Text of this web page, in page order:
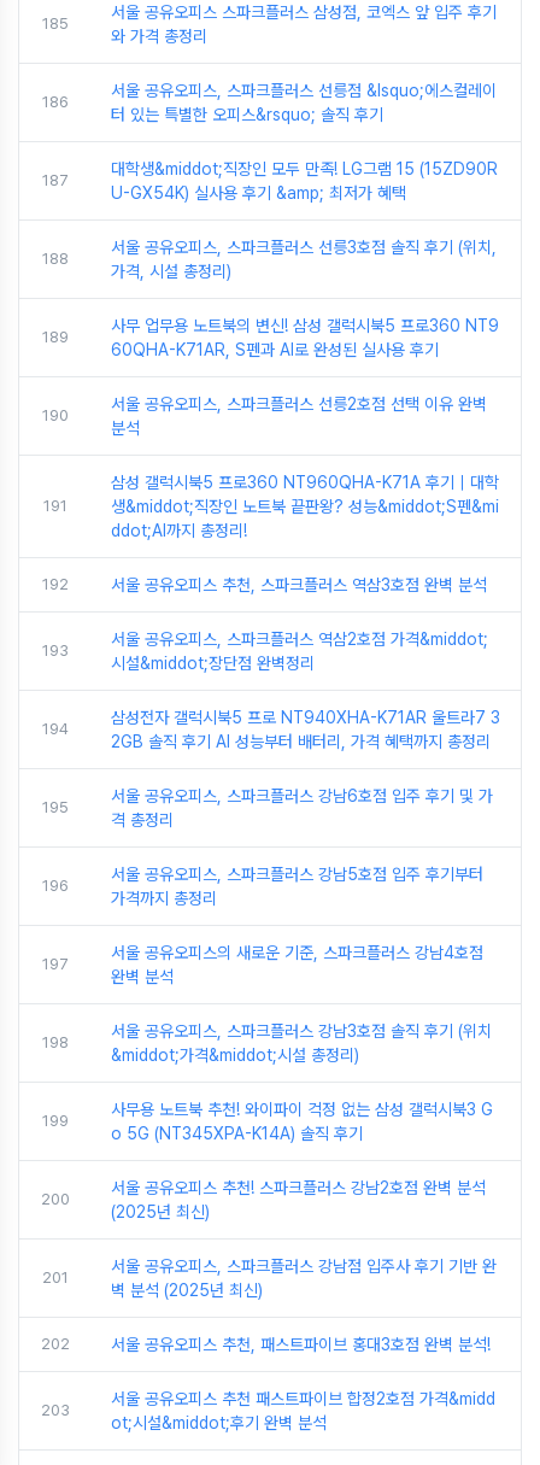
185
서울 공유오피스 스파크플러스 삼성점, 코엑스 앞 입주 후기
와 가격 총정리
186
서울 공유오피스, 스파크플러스 선릉점 &lsquo;에스컬레이
터 있는 특별한 오피스&rsquo; 솔직 후기
187
대학생&middot;직장인 모두 만족! LG그램 15 (15ZD90R
U-GX54K) 실사용 후기 &amp; 최저가 혜택
188
서울 공유오피스, 스파크플러스 선릉3호점 솔직 후기 (위치,
가격, 시설 총정리)
189
사무 업무용 노트북의 변신! 삼성 갤럭시북5 프로360 NT9
60QHA-K71AR, S펜과 AI로 완성된 실사용 후기
190
서울 공유오피스, 스파크플러스 선릉2호점 선택 이유 완벽
분석
191
삼성 갤럭시북5 프로360 NT960QHA-K71A 후기｜대학
생&middot;직장인 노트북 끝판왕? 성능&middot;S펜&mi
ddot;AI까지 총정리!
192 서울 공유오피스 추천, 스파크플러스 역삼3호점 완벽 분석
193
서울 공유오피스, 스파크플러스 역삼2호점 가격&middot;
시설&middot;장단점 완벽정리
194
삼성전자 갤럭시북5 프로 NT940XHA-K71AR 울트라7 3
2GB 솔직 후기 AI 성능부터 배터리, 가격 혜택까지 총정리
195
서울 공유오피스, 스파크플러스 강남6호점 입주 후기 및 가
격 총정리
196
서울 공유오피스, 스파크플러스 강남5호점 입주 후기부터
가격까지 총정리
197
서울 공유오피스의 새로운 기준, 스파크플러스 강남4호점
완벽 분석
198
서울 공유오피스, 스파크플러스 강남3호점 솔직 후기 (위치
&middot;가격&middot;시설 총정리)
199
사무용 노트북 추천! 와이파이 걱정 없는 삼성 갤럭시북3 G
o 5G (NT345XPA-K14A) 솔직 후기
200
서울 공유오피스 추천! 스파크플러스 강남2호점 완벽 분석
(2025년 최신)
201
서울 공유오피스, 스파크플러스 강남점 입주사 후기 기반 완
벽 분석 (2025년 최신)
202 서울 공유오피스 추천, 패스트파이브 홍대3호점 완벽 분석!
203
서울 공유오피스 추천 패스트파이브 합정2호점 가격&midd
ot;시설&middot;후기 완벽 분석